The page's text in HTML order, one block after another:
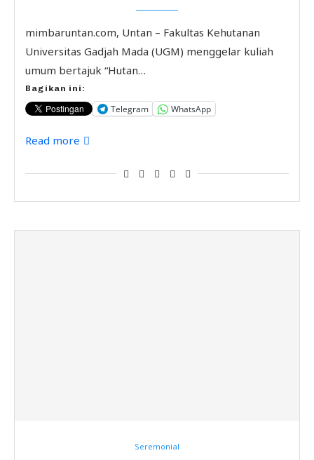
mimbaruntan.com, Untan – Fakultas Kehutanan
Universitas Gadjah Mada (UGM) menggelar kuliah
umum bertajuk “Hutan…
Bagikan ini:
Telegram WhatsApp
Read more
Seremonial